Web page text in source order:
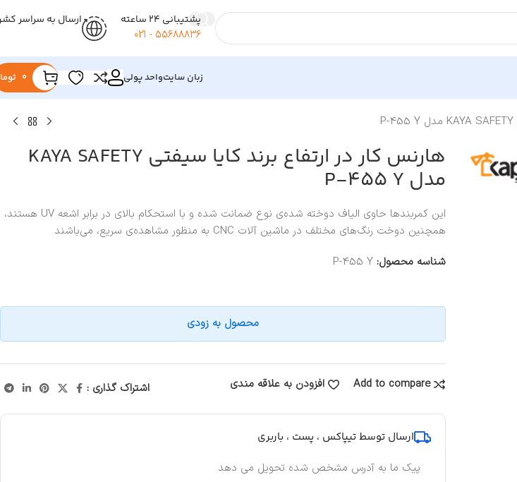
پشتیبانی 24 ساعته
55688836 - 021
ارسال به سراسر
زبان سایتواحد پولی 0
هارنس کار در ارتفاع برند کایا سیفتی KAYA SAFETY
مدل P-455 Y
این کمربندها حاوی الیاف دوخته شده‌ی نوع ضمانت شده و با استحکام بالای در برابر اشعه UV هستند،
همچنین دوخت رنگ‌های مختلف در ماشین آلات CNC به منظور مشاهده‌ی سریع، می‌باشند
شناسه محصول: P-455 Y
محصول به زودی
Add to compare افزودن به علاقه مندی اشتراک گذاری :
ارسال توسط تیپاکس ، پست ، باربری
پیک ما به آدرس مشخص شده تحویل می دهد